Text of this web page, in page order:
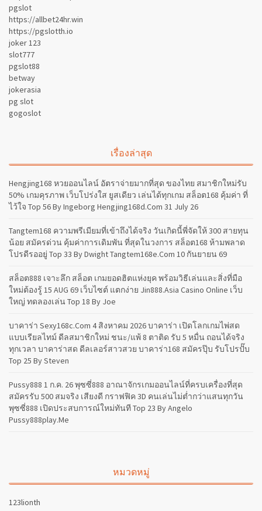
pgslot
https://allbet24hr.win
https://pgslotth.io
joker 123
slot777
pgslot88
betway
jokerasia
pg slot
gogoslot
เรื่องล่าสุด
Hengjing168 หวยออนไลน์ อัตราจ่ายมากที่สุด ของไทย สมาชิกใหม่รับ
50% เกมคุรภาพ เว็บโปร่งใส ยูสเดียว เล่นได้ทุกเกม สล็อต168 คุ้มค่า ที่
ไว้ใจ Top 56 By Ingeborg Hengjing168d.com 31 July 26
Tangtem168 ความพรีเมียมที่เข้าถึงได้จริง วันเกิดนี้พี่จัดให้ 300 สายทุน
น้อย สมัครด่วน คุ้มค่าการเดิมพัน ที่สุดในวงการ สล็อต168 ห้ามพลาด
โปรดีรออยู่ Top 33 By Dwight Tangtem168e.com 10 กันยายน 69
สล็อต888 เจาะลึก สล็อต เกมยอดฮิตแห่งยุค พร้อมวิธีเล่นและสิ่งที่มือ
ใหม่ต้องรู้ 15 AUG 69 เว็บไซต์ แตกง่าย Jin888.asia Casino Online เว็บ
ใหญ่ ทดลองเล่น Top 18 By Joe
บาคาร่า Sexy168c.com 4 สิงหาคม 2026 บาคาร่า เปิดโลกเกมไพ่สด
แบบเรียลไทม์ ดีลสมาชิกใหม่ ชนะ/แพ้ 8 ตาติด รับ 5 หมื่น ถอนได้จริง
ทุกเวลา บาคาร่าสด ดีลเลอร์สาวสวย บาคาร่า168 สมัครปุ๊บ รับโปรปั๊บ
Top 25 By Steven
Pussy888 1 ก.ค. 26 พุซซี่888 อาณาจักรเกมออนไลน์ที่ครบเครื่องที่สุด
สมัครรับ 500 สมจริง เสียงดี กราฟฟิค 3D คนเล่นไม่ต่ำกว่าแสนทุกวัน
พุซซี่888 เปิดประสบการณ์ใหม่ทันที Top 23 By Angelo
Pussy888play.me
หมวดหมู่
123lionth